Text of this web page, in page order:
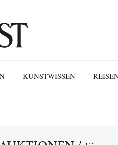
KUNSTWISSEN